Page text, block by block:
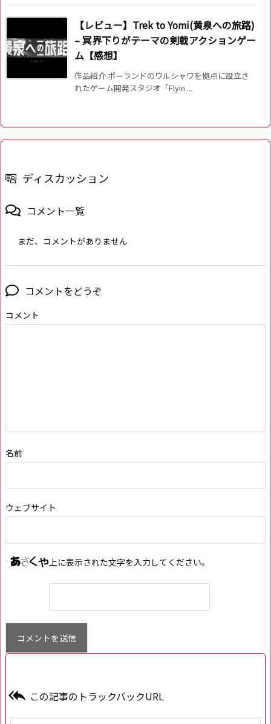
【レビュー】Trek to Yomi(黄泉への旅路)
– 冥界下りがテーマの剣戟アクションゲー
ム【感想】
作品紹介 ポーランドのワルシャワを拠点に設立さ
れたゲーム開発スタジオ「Flyin ...
ディスカッション
コメント一覧
まだ、コメントがありません
コメントをどうぞ
コメント
名前
ウェブサイト
上に表示された文字を入力してください。
 この記事のトラックバックURL